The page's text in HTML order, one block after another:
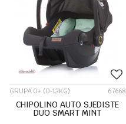
GRUPA 0+ (0-13KG) 67668
CHIPOLINO AUTO SJEDISTE
DUO SMART MINT